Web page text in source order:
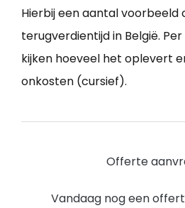
Hierbij een aantal voorbeeld
terugverdientijd in België.
kijken hoeveel het oplevert
onkosten (cursief).
Offerte
Vandaag nog een